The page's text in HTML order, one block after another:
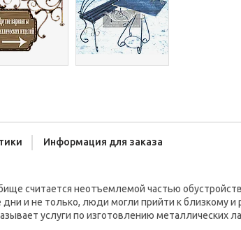
Информация для заказа
считается неотъемлемой частью
и не только, люди могли прийти к близкому
услуги по изготовлению металлических